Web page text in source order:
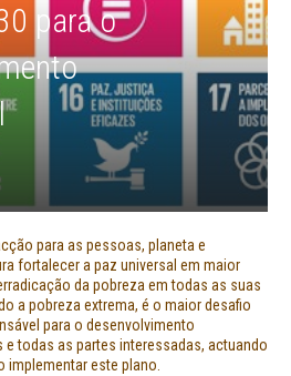
para o
para as pessoas, planeta e
fortalecer a paz universal em maior
da pobreza em todas as suas
a pobreza extrema, é o maior desafio
para o desenvolvimento
todas as partes interessadas, actuando
implementar este plano.